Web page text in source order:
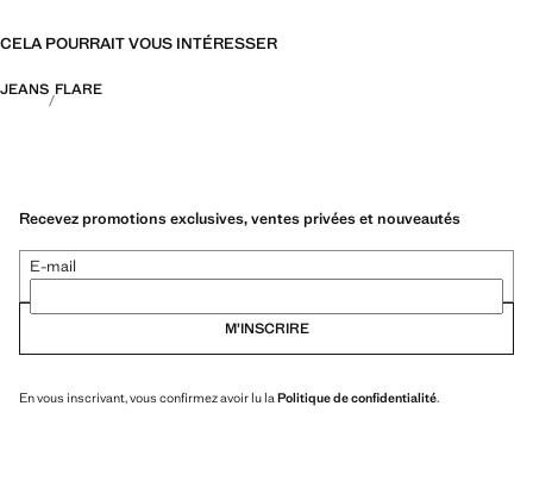
CELA POURRAIT VOUS INTÉRESSER
JEANS FLARE
Recevez promotions exclusives, ventes privées et nouveautés
E-mail
M’INSCRIRE
En vous inscrivant, vous confirmez avoir lu la Politique de confidentialité.